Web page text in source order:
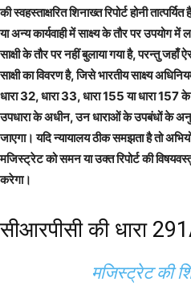
की स्वहस्ताक्षरित शिनाख्त रिपोर्ट होनी
या अन्य कार्यवाही में साक्ष्य के तौर पर उपयोग
साक्षी के तौर पर नहीं बुलाया गया है, परन्तु जहाँ
साक्षी का विवरण है, जिसे भारतीय साक्ष्य
धारा 32, धारा 33, धारा 155 या धारा 157
उपधारा के अधीन, उन धाराओं के उपबंधों के
जाएगा। यदि न्यायालय ठीक समझता है तो
मजिस्ट्रेट को समन या उक्त रिपोर्ट की
करेगा।
सीआरपीसी की धारा
मजिस्ट्रेट की